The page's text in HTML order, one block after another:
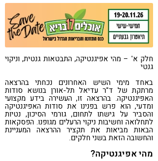
חלק א' – מהי אפיגנטיקה, התבטאות גנטית, וניקוי
גנטי
באחד מימי השיש האחרונים נכחתי בהרצאה
מרתקת של ד"ר עדיאל תל-אורן בנושא סודות
האפיגנטיקה. בהרצאה זו, העשירה בידע מקצועי
ומדעי, הוא פרש בפנינו את סודות האפיגנטיקה
והסביר על גישתו לתחום, גורמי הסיכון, נטיות
לתחלואה וחשיבות ניקוי הרעלים מגופנו. הפסקאות
הבאות מביאות את תקציר ההרצאה המעניינת
והחשובה הזאת בשני חלקים.
מהי אפיגנטיקה?